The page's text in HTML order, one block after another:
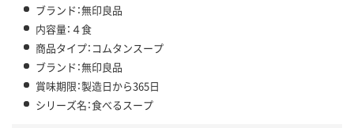
ブランド：無印良品
内容量：４食
商品タイプ：コムタンスープ
ブランド：無印良品
賞味期限：製造日から365日
シリーズ名：食べるスープ